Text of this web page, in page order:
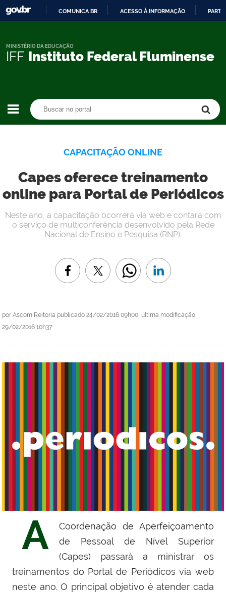
CONTEÚDO
COMUNICA BR ACESSO À INFORMAÇÃO
IFF Instituto Federal Fluminense
MINISTÉRIO DA EDUCAÇÃO
CAPACITAÇÃO ONLINE
Capes oferece treinamento
online para Portal de Periódicos
por Ascom Reitoria publicado 24/02/2016 09h00, última modificação
29/02/2016 10h37
Neste ano, a capacitação ocorrerá via web e contará com
o serviço de multiconferência desenvolvido pela Rede
Nacional de Ensino e Pesquisa (RNP).
A
Coordenação de Aperfeiçoamento
de Pessoal de Nível Superior
(Capes) passará a ministrar os
treinamentos do Portal de Periódicos via web
neste ano. O principal objetivo é atender cada